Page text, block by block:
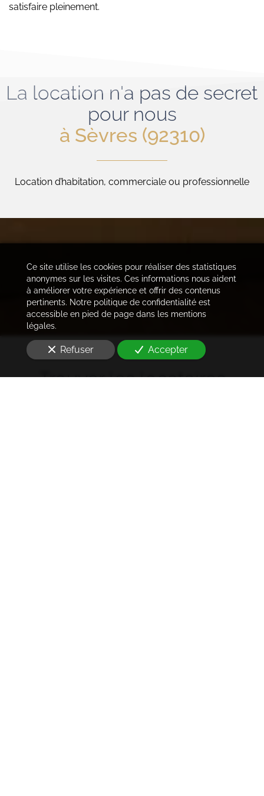
satisfaire pleinement.
La location n'a pas de secret
pour nous
à Sèvres (92310)
Location d’habitation, commerciale ou professionnelle
Trouver les locataires
Ce site utilise les cookies pour réaliser des statistiques
anonymes sur les visites. Ces informations nous aident
à améliorer votre expérience et offrir des contenus
pertinents. Notre politique de confidentialité est
accessible en pied de page dans les mentions
légales.
Refuser Accepter